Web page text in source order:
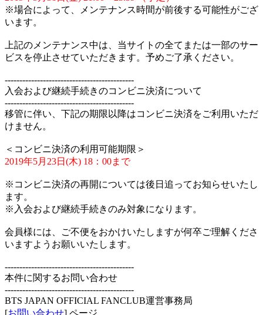
※場合によって、メンテナンス時間が前後する可能性がござ
います。
上記のメンテナンス中は、当サイトの全てまたは一部のサー
ビスを停止させていただきます。予めご了承ください。
--------------------------------------------
入会および継続手続きのコンビニ決済について
--------------------------------------------
移管に伴い、下記の期限以降はコンビニ決済をご利用いただ
けません。
＜コンビニ決済の利用可能期限＞
2019年5月23日(木) 18：00まで
※コンビニ決済の再開については後日追ってお知らせいたし
ます。
※入会および継続手続きのみ対象になります。
会員様には、ご不便をおかけいたしますが何卒ご理解くださ
いますようお願いいたします。
--------------------------------------------
本件に関するお問い合わせ
--------------------------------------------
BTS JAPAN OFFICIAL FANCLUB運営事務局
[お問い合わせ] ページ